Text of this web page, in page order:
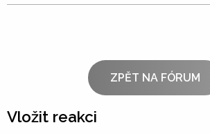
ZPĚT NA FÓRUM
Vložit reakci